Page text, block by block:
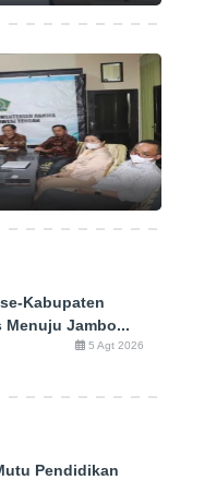
Kabupaten
Menuju Jambo...
5 Agt 2026
Pendidikan